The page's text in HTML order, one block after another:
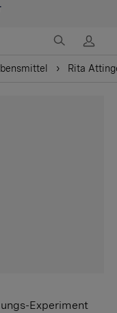
Rita
Experiment